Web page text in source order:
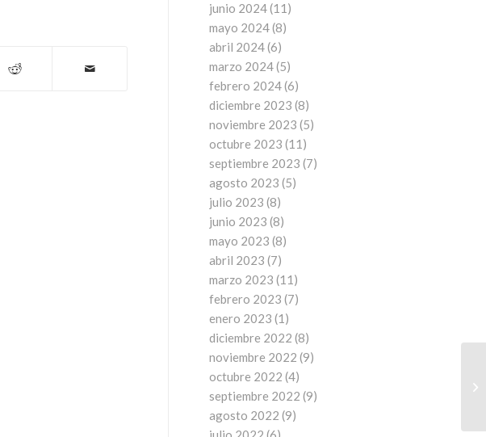
junio 2024(11)
mayo 2024(8)
abril 2024(6)
marzo 2024(5)
febrero 2024(6)
diciembre 2023 (8)
noviembre 2023 (5)
octubre 2023 (11)
septiembre 2023 (7)
agosto 2023 (5)
julio 2023 (8)
junio 2023 (8)
mayo 2023 (8)
abril 2023 (7)
marzo 2023 (11)
febrero 2023 (7)
enero 2023 (1)
diciembre 2022 (8)
noviembre 2022 (9)
octubre 2022 (4)
septiembre 2022 (9)
agosto 2022 (9)